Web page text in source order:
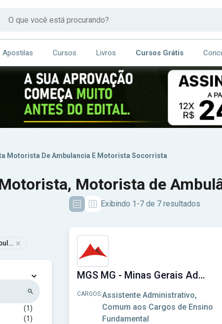
Apostilas Cursos Livros Cursos Grátis
Motorista De Ambulancia E Motorista Socorrista
Motorista de
Exibindo 1-7 de 7 resultados
e Motorista Socorrista
×
⌄
(1)
(1)
MGS MG - Minas Gerais Administração e Serviços S.A
CARGOS:Assistente Administrativo,
Comum aos Cargos de Ensino
Fundamental